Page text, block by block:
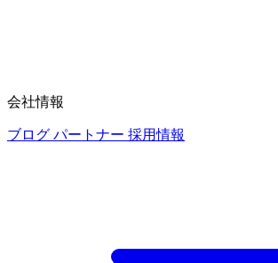
会社情報
ブログ パートナー 採用情報